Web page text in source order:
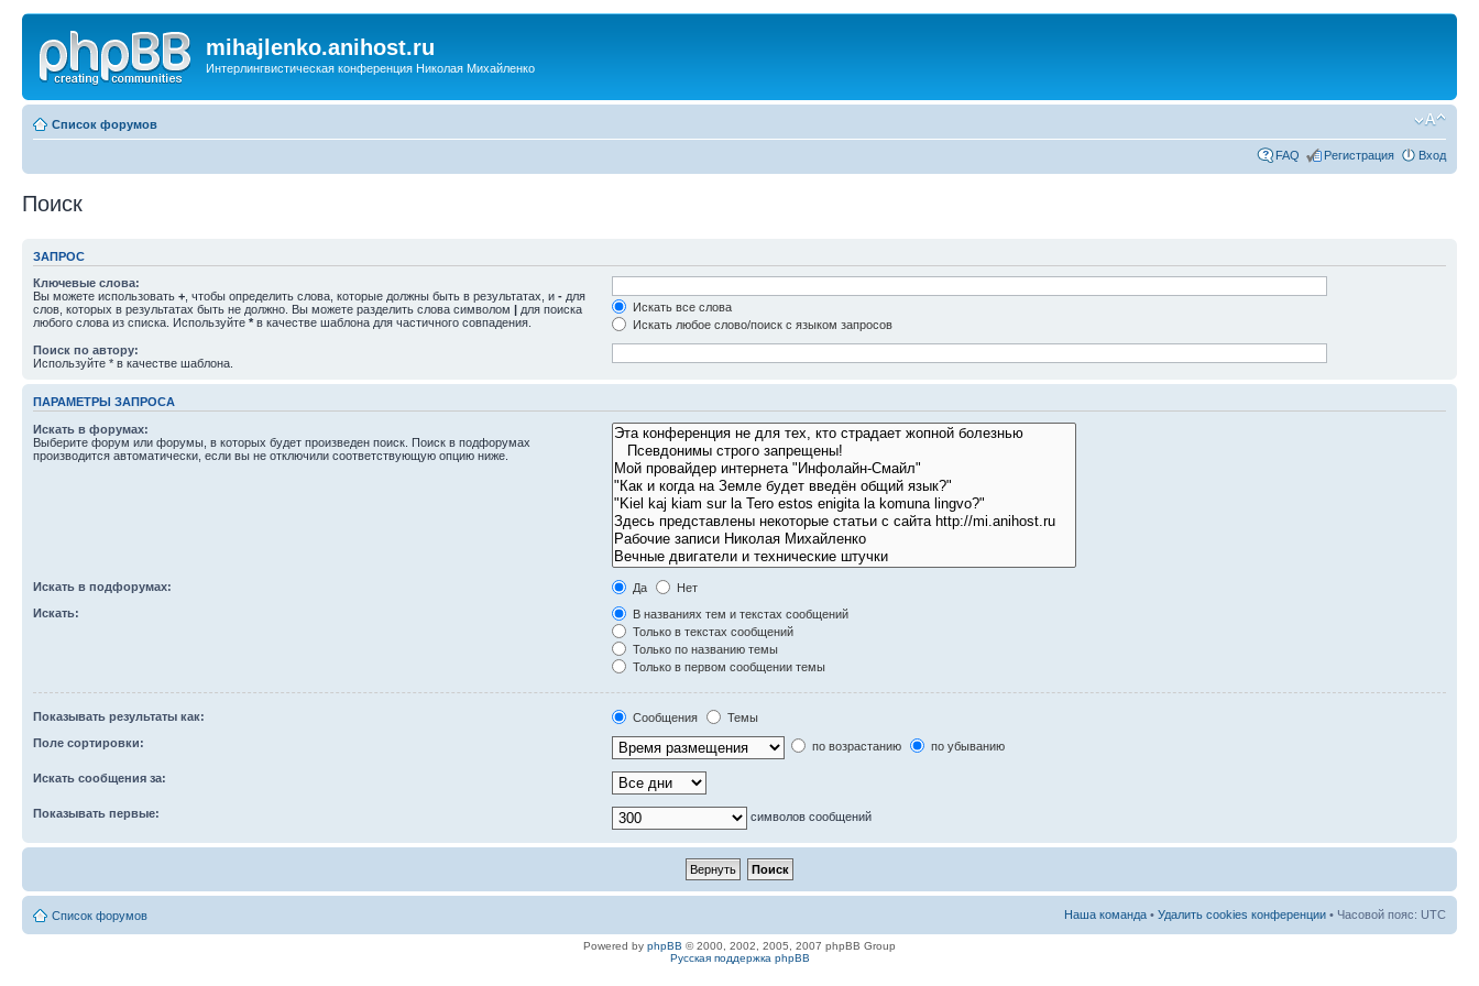
mihajlenko.anihost.ru
Интерлингвистическая конференция Николая Михайленко
Список форумов
FAQ Регистрация Вход
Поиск
ЗАПРОС
Ключевые слова:
Вы можете использовать + , чтобы определить слова, которые должны быть в результатах, и - для
слов, которых в результатах быть не должно. Вы можете разделить слова символом | для поиска
любого слова из списка. Используйте * в качестве шаблона для частичного совпадения.
Искать все слова
Искать любое слово/поиск с языком запросов
Поиск по автору:
Используйте * в качестве шаблона.
ПАРАМЕТРЫ ЗАПРОСА
Искать в форумах:
Выберите форум или форумы, в которых будет произведен поиск. Поиск в подфорумах
производится автоматически, если вы не отключили соответствующую опцию ниже.
Искать в подфорумах: Да
Нет
Искать:
В названиях тем и текстах сообщений
Только в текстах сообщений
Только по названию темы
Только в первом сообщении темы
Показывать результаты как: Сообщения
Темы
Поле сортировки:
по возрастанию по убыванию
Искать сообщения за:
Показывать первые: символов сообщений
Список форумов Наша команда • Удалить cookies конференции • Часовой пояс: UTC
Powered by phpBB © 2000, 2002, 2005, 2007 phpBB Group
Русская поддержка phpBB